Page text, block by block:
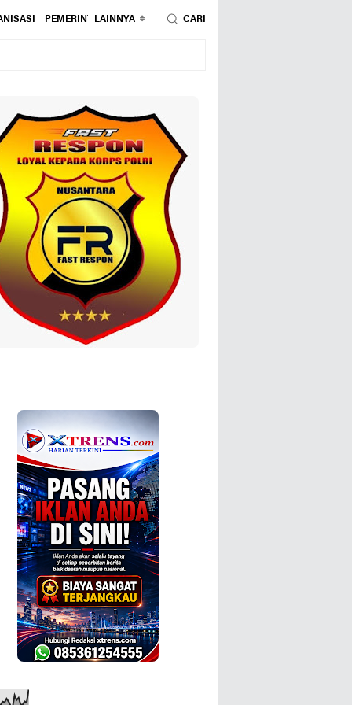
PEMERINTAHAN PENDIDIKAN PERISTIWA
LAINNYA CARI